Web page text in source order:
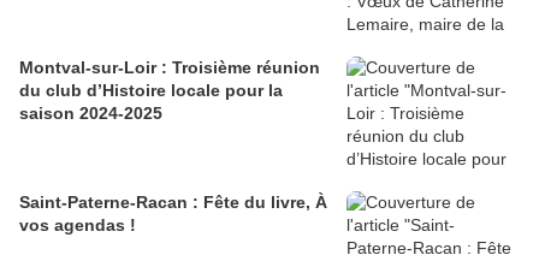
Montval-sur-Loir : Troisième réunion
du club d’Histoire locale pour la
saison 2024-2025
Saint-Paterne-Racan : Fête du livre, À
vos agendas !